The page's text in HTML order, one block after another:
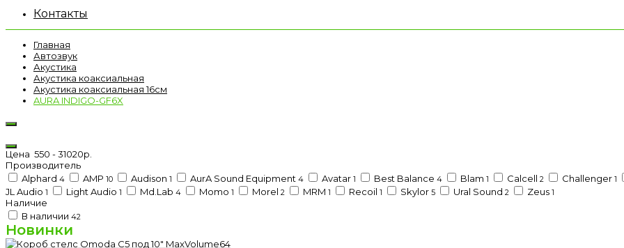
Контакты
Главная
Автозвук
Акустика
Акустика коаксиальная
Акустика коаксиальная 16см
AURA INDIGO-GF6X
Цена 550 -31020р.
Производитель
Alphard 4 AMP 10 Audison 1 AurA Sound Equipment 4 Avatar 1 Best Balance 4 Blam 1 Calcell 2 Challenger 1
JL Audio 1 Light Audio 1 Md.Lab 4 Momo 1 Morel 2 MRM 1 Recoil 1 Skylor 5 Ural Sound 2 Zeus 1
Наличие
В наличии 42
Новинки